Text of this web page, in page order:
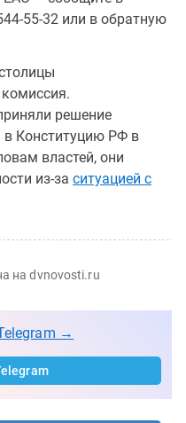
55-32 или в обратную
решение
в Конституцию РФ в
властей, они
из-за ситуацией с
на dvnovosti.ru
→